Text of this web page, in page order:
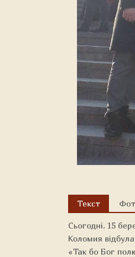
Текст
Сьогодні, 15
Коломия
«Так бо Бог